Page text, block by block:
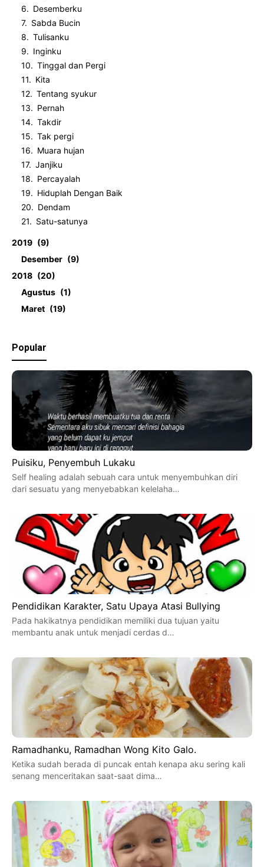
Desemberku
Sabda Bucin
Tulisanku
Inginku
Tinggal dan Pergi
Kita
Tentang syukur
Pernah
Takdir
Tak pergi
Muara hujan
Janjiku
Percayalah
Hiduplah Dengan Baik
Dendam
Satu-satunya
2019
9
Desember
9
2018
20
Agustus
1
Maret
19
Popular
Puisiku, Penyembuh Lukaku
Self healing adalah sebuah cara untuk menyembuhkan diri
dari sesuatu yang menyebabkan kelelaha…
Pendidikan Karakter, Satu Upaya Atasi Bullying
Pada hakikatnya pendidikan memiliki dua tujuan yaitu
membantu anak untuk menjadi cerdas d…
Ramadhanku, Ramadhan Wong Kito Galo.
Ketika sudah berada di puncak entah kenapa aku sering kali
senang menceritakan saat-saat dima…